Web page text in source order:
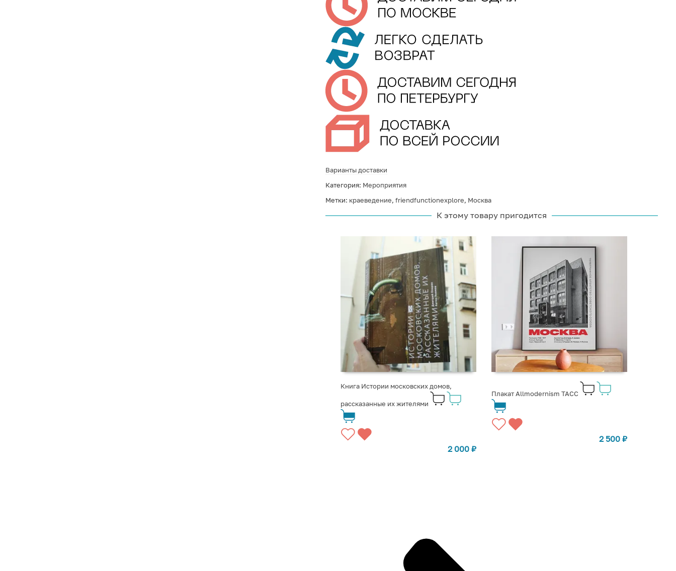
Варианты доставки
Категория: Мероприятия
Метки: краеведение, friendfunctionexplore, Москва
К этому товару пригодится
Книга Истории московских домов,
рассказанные их жителями
2 000 ₽
Плакат Allmodernism ТАСС
2 500 ₽